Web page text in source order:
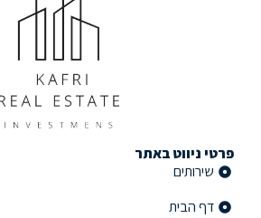
פרטי ניווט באתר
שירותים
דף הבית